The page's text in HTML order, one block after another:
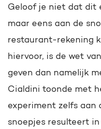
Geloof je niet dat dit
maar eens aan de
restaurant-rekening
hiervoor, is de wet
geven dan namelijk
Cialdini toonde met
experiment zelfs aan
snoepjes resulteert